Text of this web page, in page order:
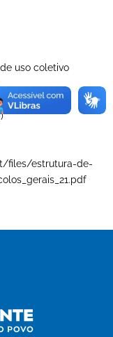
uso coletivo
files/estrutura-de-